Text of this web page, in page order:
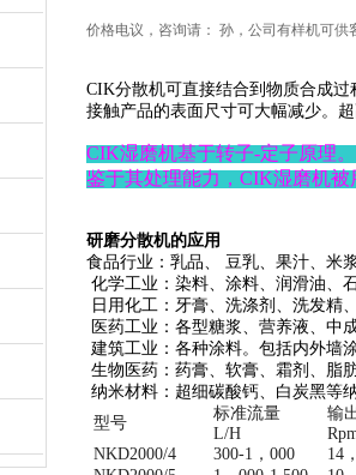
价格电议，咨询请： 孙，公司有样机可供
CIK分散机可直接结合到物质合成
接触产品的表面尺寸可大幅减少。
CIK湿磨机基于转子-定子原理。
鉴于其处理能力， CIK湿磨机被
研磨分散机的应用
食品行业：乳品、 豆乳、果汁、米
化学工业：染料、涂料、润滑油、
日用化工：牙膏、洗涤剂、洗发精
医药工业：各型糖浆、营养液、中
建筑工业：各种涂料。包括内外墙
生物医药：药膏、软膏、霜剂、脂
纳米材料：超细碳酸钙、白炭黑等
型号
标准流量
L/H
输
NKD2000/4 300-1，000 14